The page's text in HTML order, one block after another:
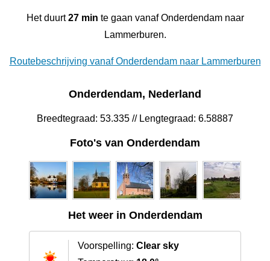
Het duurt27 min te gaan vanaf Onderdendam naar
Lammerburen.
Routebeschrijving vanaf Onderdendam naar Lammerburen
Onderdendam, Nederland
Breedtegraad: 53.335 // Lengtegraad: 6.58887
Foto's van Onderdendam
Het weer in Onderdendam
Voorspelling: Clear sky